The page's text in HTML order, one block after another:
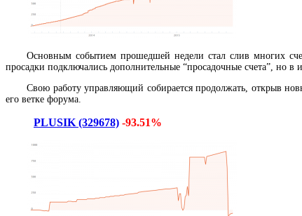
Основным событием прошедшей недели стал слив многих
просадки подключались дополнительные “просадочные счета”, но
Свою работу управляющий собирается продолжать, открыв
его ветке форума.
PLUSIK (329678) -93.51%